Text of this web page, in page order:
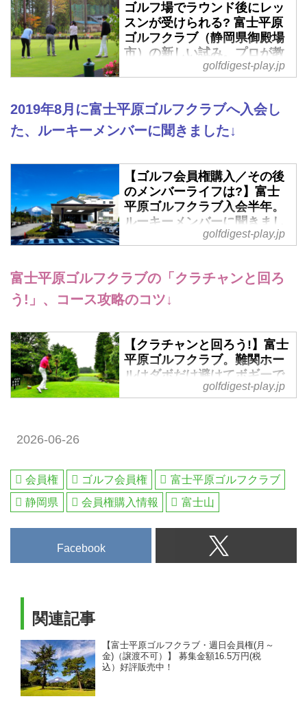
ゴルフ場でラウンド後にレッ
スンが受けられる? 富士平原
ゴルフクラブ（静岡県御殿場
市）の新しい試み。プロが教
える50分のレッスンがなんと
WEB by ゴルフダイジェスト
2020年10月初旬から、富士平原
ゴルフクラブで始まった新しいサ
Inprove Support）」。これは、ラ
ウンド後にクラブ所属のプロたち
から、各回のテーマに合わせて、
ゴルフの基礎や効果的な練習方法
などのレッスンが受けられるとい
うもの。その料金は、1回50分の
格安。すでにメンバーにも大好評
という、この試みを取材した。
golfdigest-play.jp
2019年8月に富士平原ゴルフクラブへ入会し
た、ルーキーメンバーに聞きました↓
【ゴルフ会員権購入／その後
のメンバーライフは?】富士
平原ゴルフクラブ入会半年。
ルーキーメンバーに聞きまし
た - ゴルフへ行こうWEB by
ゴルフダイジェスト社会員権サー
権購入／その後のメンバーライフ
殿場市の富士平原ゴルフクラブへ
令和元年8月に入会した、神奈川
県座間市にお住いの佐藤修一さん
golfdigest-play.jp
富士平原ゴルフクラブの「クラチャンと回ろ
う!」、コース攻略のコツ↓
【クラチャンと回ろう!】富士
平原ゴルフクラブ。難関ホー
ルはダボだけ避けてボギーで
良し。我慢すればご褒美がき
すなど、これまで多くのプロを輩
出してきた「富士平原ゴルフクラ
ブ」。守るべきホールは徹底して
敢にバーディ狙い。メンバー2年
目でクラブ選手権を制したクラブ
golfdigest-play.jp
2026-06-26
会員権 ゴルフ会員権
富士平原ゴルフクラブ
静岡県
会員権購入情報 富士山
Facebook
関連記事
【富士平原ゴルフクラブ・週日会員権(月～
金)（譲渡不可）】 募集金額16.5万円(税
込）好評販売中！